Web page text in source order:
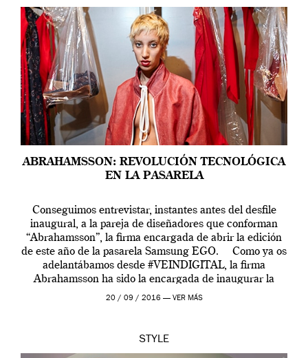
ABRAHAMSSON: REVOLUCIÓN TECNOLÓGICA
EN LA PASARELA
Conseguimos entrevistar, instantes antes del desfile
inaugural, a la pareja de diseñadores que conforman
“Abrahamsson”, la firma encargada de abrir la edición
de este año de la pasarela Samsung EGO. Como ya os
adelantábamos desde #VEINDIGITAL, la firma
Abrahamsson ha sido la encargada de inaugurar la
edición de este año de EGO, la […]
20 / 09 / 2016 — VER MÁS
STYLE